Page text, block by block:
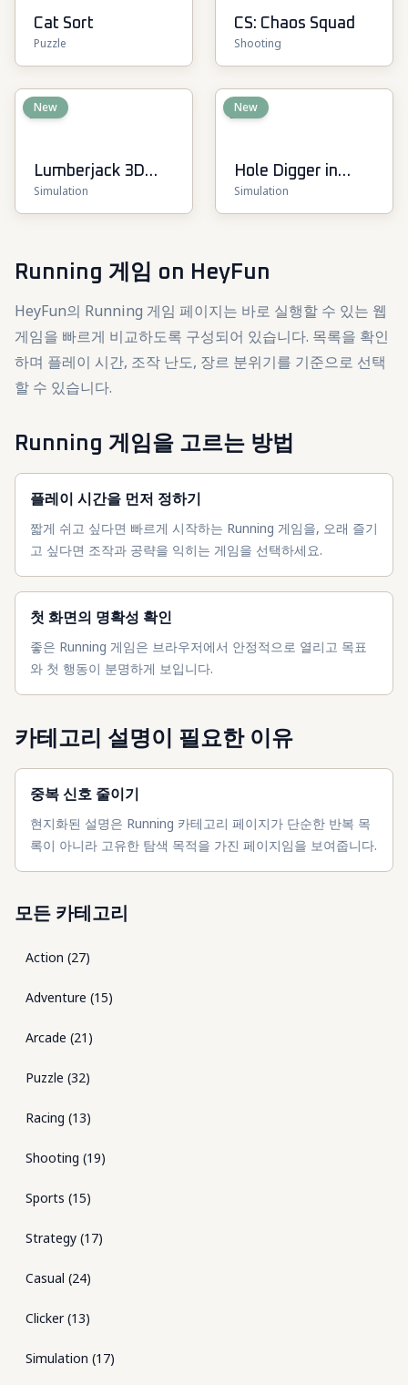
Cat Sort
Puzzle
CS: Chaos Squad
Shooting
New
Lumberjack 3D
Simulator
Simulation
New
Hole Digger in
Russia
Simulation
Running 게임 on HeyFun
HeyFun의 Running 게임 페이지는 바로 실행할 수 있는 웹
게임을 빠르게 비교하도록 구성되어 있습니다. 목록을 확인
하며 플레이 시간, 조작 난도, 장르 분위기를 기준으로 선택
할 수 있습니다.
Running 게임을 고르는 방법
플레이 시간을 먼저 정하기
짧게 쉬고 싶다면 빠르게 시작하는 Running 게임을, 오래 즐기
고 싶다면 조작과 공략을 익히는 게임을 선택하세요.
첫 화면의 명확성 확인
좋은 Running 게임은 브라우저에서 안정적으로 열리고 목표
와 첫 행동이 분명하게 보입니다.
카테고리 설명이 필요한 이유
중복 신호 줄이기
현지화된 설명은 Running 카테고리 페이지가 단순한 반복 목
록이 아니라 고유한 탐색 목적을 가진 페이지임을 보여줍니다.
모든 카테고리
Action (27)
Adventure (15)
Arcade (21 )
Puzzle (32)
Racing (13)
Shooting (19)
Sports (15)
Strategy (17)
Casual (24)
Clicker(13)
Simulation (17)